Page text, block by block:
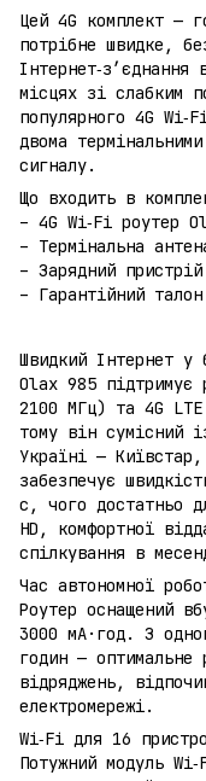
Цей 4G комплект —
потрібне швидке,
місцях зі слабким
популярного 4G
двома
сигналу.
Що входить в
– 4G Wi‑Fi роутер
– Термінальна
– Зарядний пристрій
– Гарантійний талон
Швидкий Інтернет у
Olax 985 підтримує
2100 МГц) та 4G
тому він сумісний
Україні —
забезпечує
с, чого достатньо
HD, комфортної
спілкування в
Час автономної
Роутер оснащений
3000 мА·год. З
годин — оптимальне
відряджень,
електромережі.
Wi‑Fi для 16
Потужний модуль